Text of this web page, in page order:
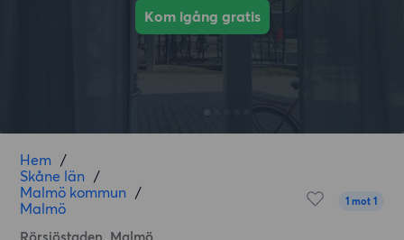
Kom igång gratis
Hem /
Skåne län /
Malmö kommun /
Malmö
1 mot 1